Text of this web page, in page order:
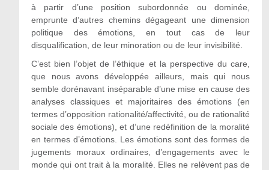
à partir d’une position subordonnée ou dominée,
emprunte d’autres chemins dégageant une dimension
politique des émotions, en tout cas de leur
disqualification, de leur minoration ou de leur invisibilité.
C’est bien l’objet de l’éthique et la perspective du care,
que nous avons développée ailleurs, mais qui nous
semble dorénavant inséparable d’une mise en cause des
analyses classiques et majoritaires des émotions (en
termes d’opposition rationalité/affectivité, ou de rationalité
sociale des émotions), et d’une redéfinition de la moralité
en termes d’émotions. Les émotions sont des formes de
jugements moraux ordinaires, d’engagements avec le
monde qui ont trait à la moralité. Elles ne relèvent pas de